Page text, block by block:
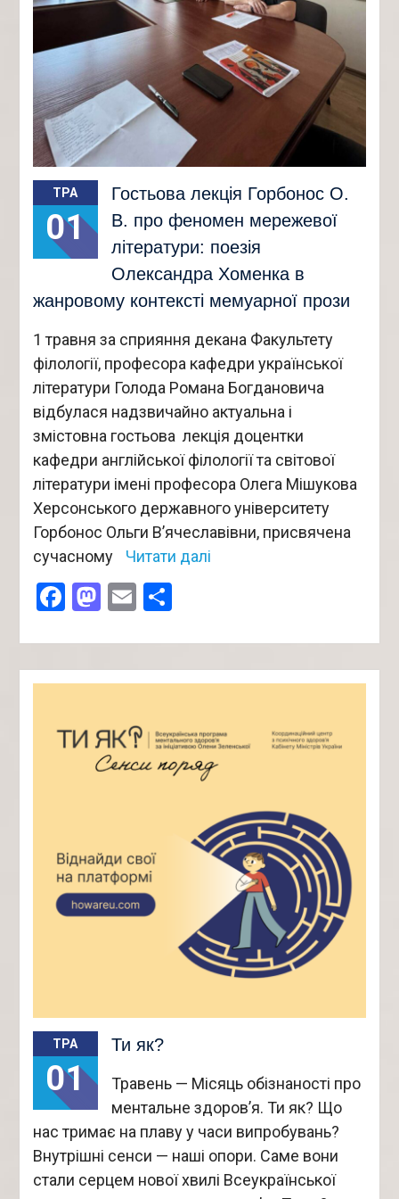
ТРА
01
Гостьова лекція Горбонос О.
В. про феномен мережевої
літератури: поезія
Олександра Хоменка в
жанровому контексті мемуарної прози
1 травня за сприяння декана Факультету
філології, професора кафедри української
літератури Голода Романа Богдановича
відбулася надзвичайно актуальна і
змістовна гостьова лекція доцентки
кафедри англійської філології та світової
літератури імені професора Олега Мішукова
Херсонського державного університету
Горбонос Ольги В’ячеславівни, присвячена
сучасному
Читати далі
Facebook
Mastodon
Email
ТРА
01
Ти як?
Травень — Місяць обізнаності про
ментальне здоров’я. Ти як? Що
нас тримає на плаву у часи випробувань?
Внутрішні сенси — наші опори. Саме вони
стали серцем нової хвилі Всеукраїнської